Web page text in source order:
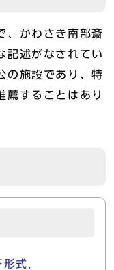
、かわさき南部斎
記述がなされてい
の施設であり、特
薦することはあり
式,